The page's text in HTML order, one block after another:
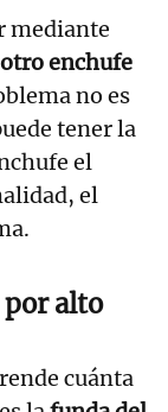
mediante
otro enchufe
no es
tener la
el
el
por alto
cuánta